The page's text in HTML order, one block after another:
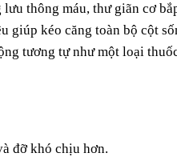
thông máu, thư giãn cơ
giúp kéo căng toàn bộ cột
tương tự như một loại
đỡ khó chịu hơn.